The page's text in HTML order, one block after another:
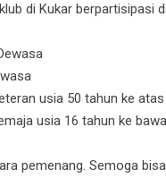
di Kukar berpartisipasi
usia 50 tahun ke atas
usia 16 tahun ke
pemenang. Semoga